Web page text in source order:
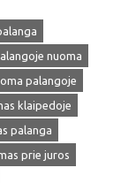
nuoma
palangoje
klaipedoje
palanga
prie juros